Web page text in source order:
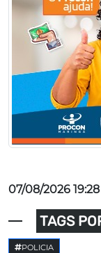
07/08/2026 19:28
TAGS
POLICIA